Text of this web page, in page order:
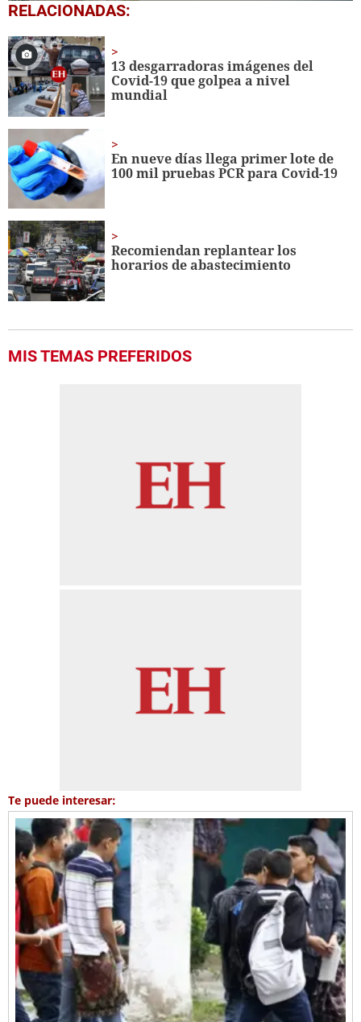
0
of
minute,
5
seconds
RELACIONADAS:
13 desgarradoras imágenes del
Covid-19 que golpea a nivel
mundial
En nueve días llega primer lote de
100 mil pruebas PCR para Covid-19
Recomiendan replantear los
horarios de abastecimiento
MIS TEMAS PREFERIDOS
Te puede interesar: